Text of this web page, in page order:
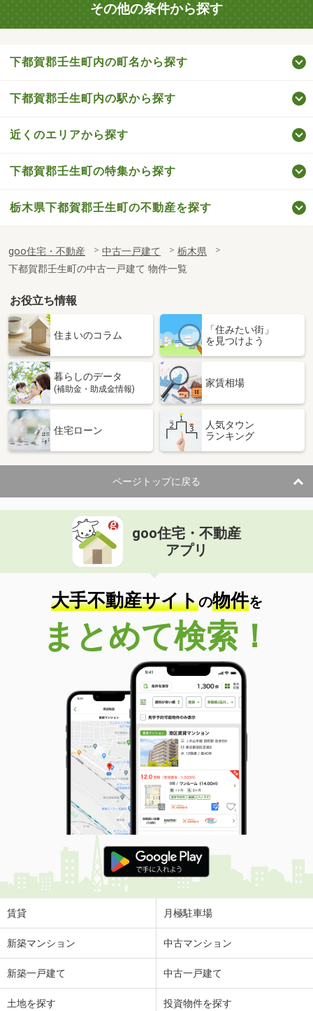
その他の条件から探す
下都賀郡壬生町内の町名から探す
下都賀郡壬生町内の駅から探す
近くのエリアから探す
下都賀郡壬生町の特集から探す
栃木県下都賀郡壬生町の不動産を探す
goo住宅・不動産 中古一戸建て
栃木県
下都賀郡壬生町の中古一戸建て 物件一覧
お役立ち情報
住まいのコラム
「住みたい街」
を見つけよう
暮らしのデータ
(補助金・助成金情報)
家賃相場
住宅ローン
人気タウン
ランキング
ページトップに戻る
goo住宅・不動産
アプリ
大手不動産サイトの物件を
まとめて検索！
賃貸 月極駐車場
新築マンション 中古マンション
新築一戸建て 中古一戸建て
土地を探す 投資物件を探す